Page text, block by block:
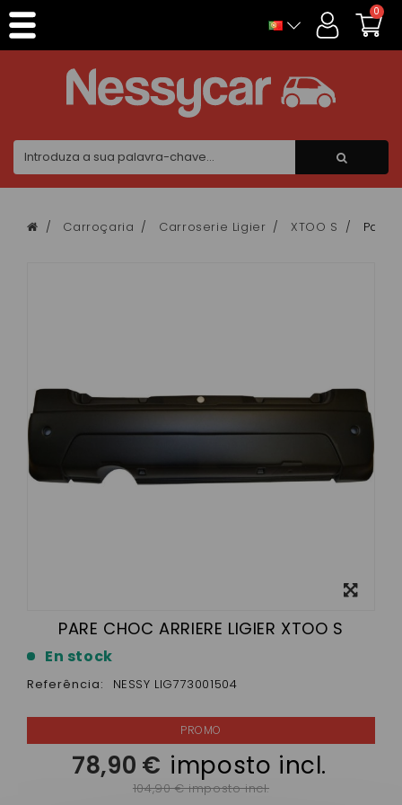
0
Carroçaria Carroserie Ligier XTOO S Pare
PARE CHOC ARRIERE LIGIER XTOO S
En stock
Referência: NESSY LIG773001504
78,90 € imposto incl.
104,90 € imposto incl.
Painel de Gerenciamento de Cookies